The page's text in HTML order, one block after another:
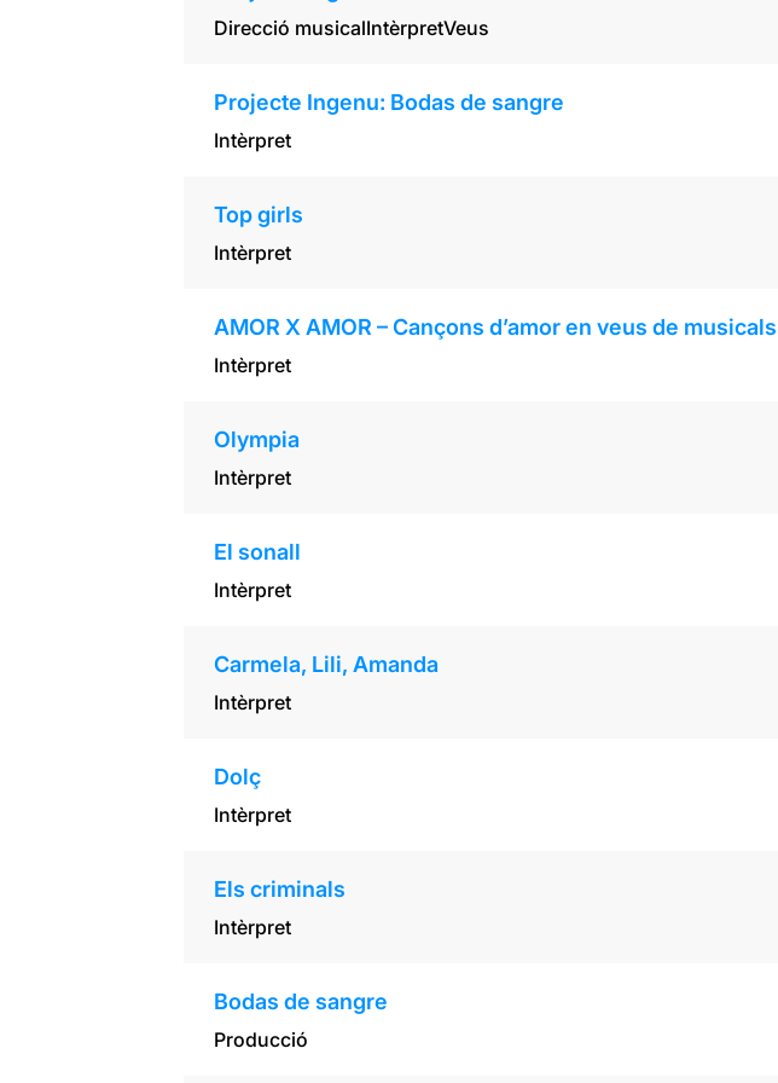
Direcció musicalIntèrpretVeus
Projecte Ingenu: Bodas de sangre
Intèrpret
Top girls
Intèrpret
AMOR X AMOR – Cançons d’amor en veus de musicals
Intèrpret
Olympia
Intèrpret
El sonall
Intèrpret
Carmela, Lili, Amanda
Intèrpret
Dolç
Intèrpret
Els criminals
Intèrpret
Bodas de sangre
Producció